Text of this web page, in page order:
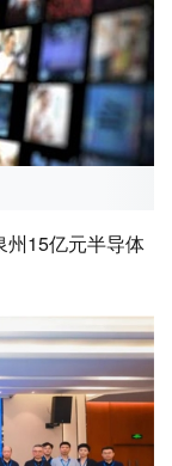
州15亿元半导体